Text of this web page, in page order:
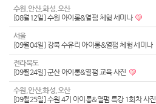
수원,안산,화성,오산
[08월12일] 수원 아이롱&열펌 체험 세미나
서울
[09월04일] 강북 수유리 아이롱&열펌 체험 세미나
전라북도
[09월24일] 군산 아이롱&열펌 교육 사진
수원,안산,화성,오산
[09월25일] 수원 4기 아이롱&열펌 특강 1회차 사진